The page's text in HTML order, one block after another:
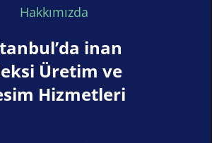
Hakkımızda
inan
Üretim ve
Hizmetleri